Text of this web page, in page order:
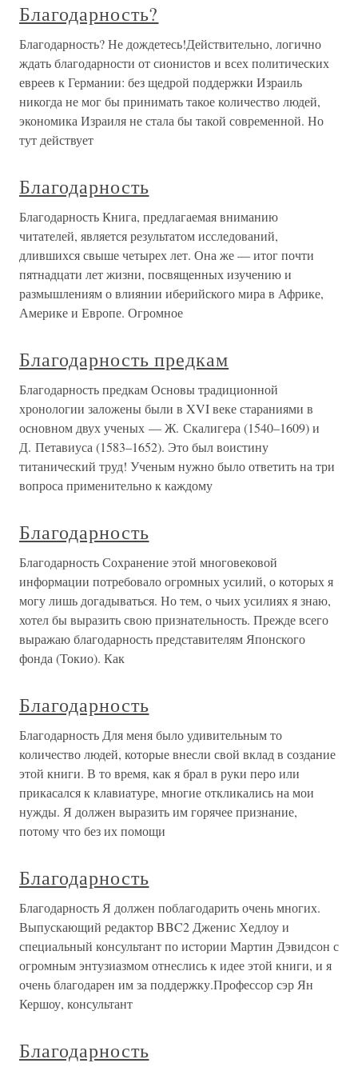
Благодарность?
Благодарность? Не дождетесь!Действительно, логично
ждать благодарности от сионистов и всех политических
евреев к Германии: без щедрой поддержки Израиль
никогда не мог бы принимать такое количество людей,
экономика Израиля не стала бы такой современной. Но
тут действует
Благодарность
Благодарность Книга, предлагаемая вниманию
читателей, является результатом исследований,
длившихся свыше четырех лет. Она же — итог почти
пятнадцати лет жизни, посвященных изучению и
размышлениям о влиянии иберийского мира в Африке,
Америке и Европе. Огромное
Благодарность предкам
Благодарность предкам Основы традиционной
хронологии заложены были в XVI веке стараниями в
основном двух ученых — Ж. Скалигера (1540–1609) и
Д. Петавиуса (1583–1652). Это был воистину
титанический труд! Ученым нужно было ответить на три
вопроса применительно к каждому
Благодарность
Благодарность Сохранение этой многовековой
информации потребовало огромных усилий, о которых я
могу лишь догадываться. Но тем, о чьих усилиях я знаю,
хотел бы выразить свою признательность. Прежде всего
выражаю благодарность представителям Японского
фонда (Токио). Как
Благодарность
Благодарность Для меня было удивительным то
количество людей, которые внесли свой вклад в создание
этой книги. В то время, как я брал в руки перо или
прикасался к клавиатуре, многие откликались на мои
нужды. Я должен выразить им горячее признание,
потому что без их помощи
Благодарность
Благодарность Я должен поблагодарить очень многих.
Выпускающий редактор BBC2 Дженис Хедлоу и
специальный консультант по истории Мартин Дэвидсон с
огромным энтузиазмом отнеслись к идее этой книги, и я
очень благодарен им за поддержку.Профессор сэр Ян
Кершоу, консультант
Благодарность